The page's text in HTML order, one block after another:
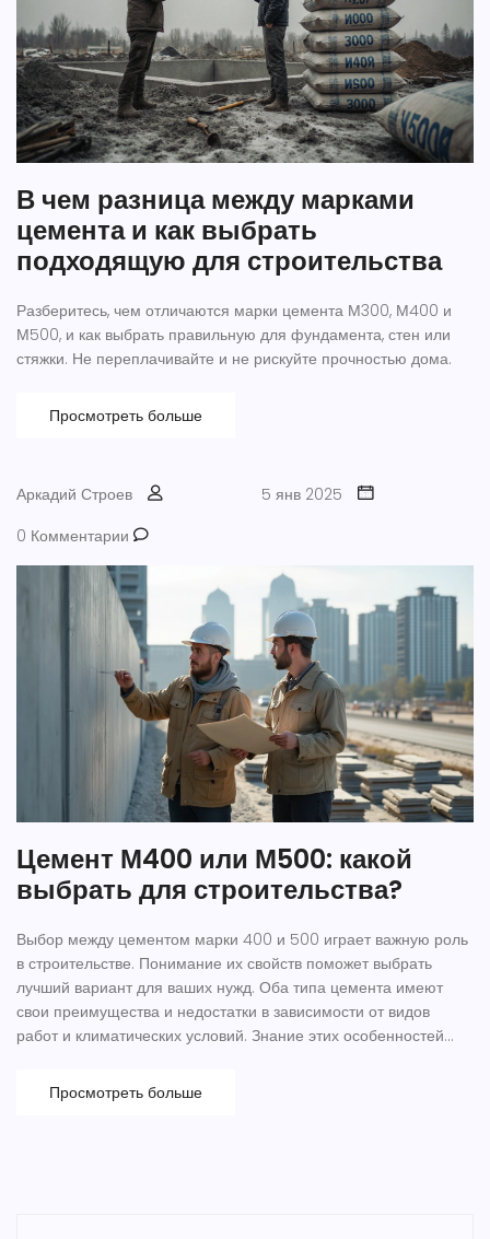
В чем разница между марками
цемента и как выбрать
подходящую для строительства
Разберитесь, чем отличаются марки цемента М300, М400 и
М500, и как выбрать правильную для фундамента, стен или
стяжки. Не переплачивайте и не рискуйте прочностью дома.
Просмотреть больше
Аркадий Строев
5 янв 2025
0 Комментарии
Цемент М400 или М500: какой
выбрать для строительства?
Выбор между цементом марки 400 и 500 играет важную роль
в строительстве. Понимание их свойств поможет выбрать
лучший вариант для ваших нужд. Оба типа цемента имеют
свои преимущества и недостатки в зависимости от видов
работ и климатических условий. Знание этих особенностей
Узнайте, какой цемент лучше подходит для вашего проекта,
используя советы и подсказки экспертов.
Просмотреть больше